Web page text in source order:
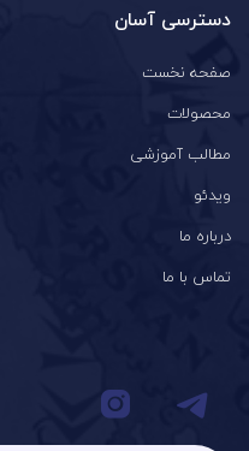
دسترسی آسان
صفحه نخست
محصولات
مطالب آموزشی
ویدئو
درباره ما
تماس با ما